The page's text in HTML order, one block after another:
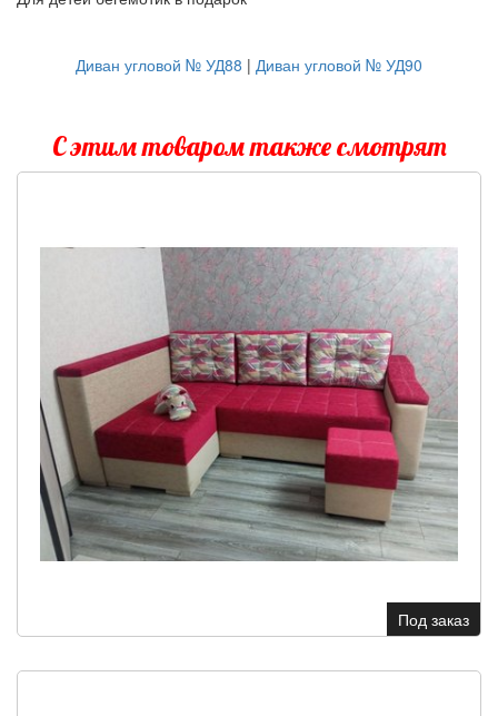
Диван угловой № УД88 | Диван угловой № УД90
С этим товаром также смотрят
Под заказ